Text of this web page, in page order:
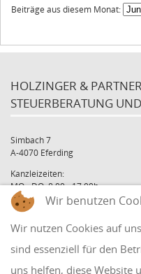
Beiträge aus diesem Monat:
HOLZINGER & PARTNER
STEUERBERATUNG
Simbach 7
A-4070 Eferding
Kanzleizeiten:
MO - DO: 8:00 - 17:00h
FR: 8:00 - 12:00h
Tel: +43 7272 39 79 - 0
Fax: +43 7272 39 79 - 9
Wir benutzen
Wir nutzen Cookies auf
sind essenziell für den
uns helfen, diese Website